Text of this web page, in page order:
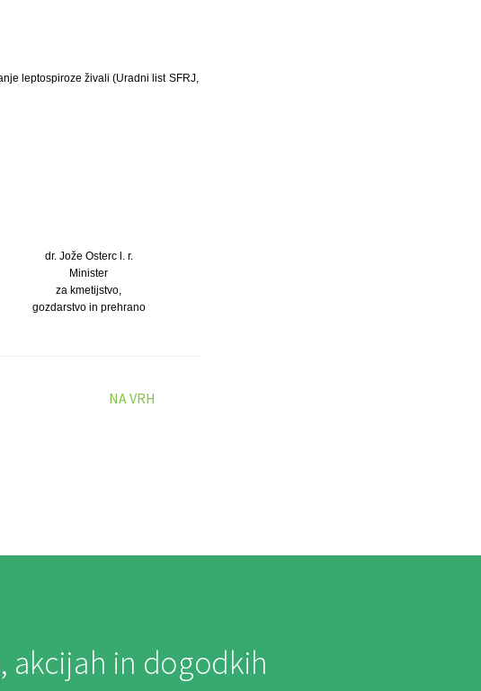
leptospiroze živali (Uradni list SFRJ,
dr. Jože Osterc l. r.
Minister
za kmetijstvo,
gozdarstvo in prehrano
NA VRH
akcijah in dogodkih